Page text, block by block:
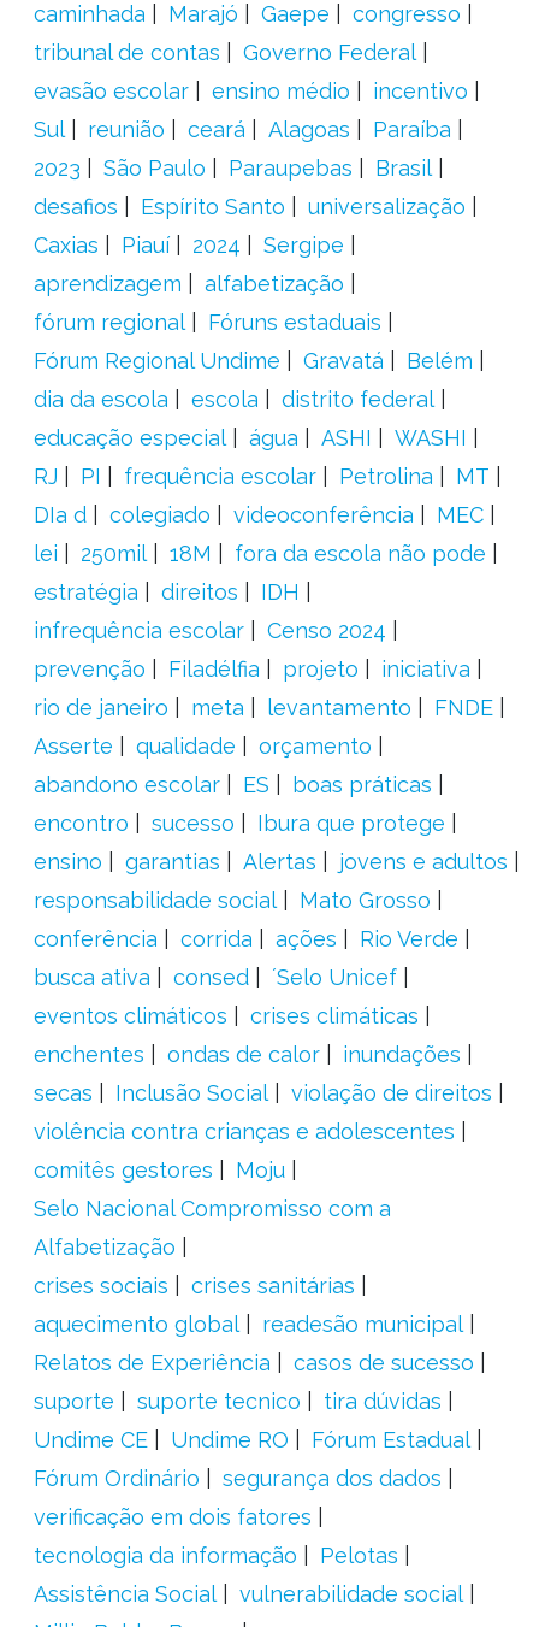
caminhada Marajó Gaepe
congresso
tribunal de contas
Governo Federal
evasão escolar
ensino médio
incentivo
Sul
reunião ceará Alagoas
Paraíba
2023
São Paulo Paraupebas
Brasil
desafios
Espírito Santo
universalização
Caxias
Piauí 2024
Sergipe
aprendizagem
alfabetização
fórum regional
Fóruns estaduais
Fórum Regional Undime
Gravatá
Belém
dia da escola
escola
distrito federal
educação especial
água ASHI
WASHI
RJ
PI frequência escolar Petrolina
MT
DIa d
colegiado videoconferência
MEC
lei
250mil 18M
fora da escola não pode
estratégia
direitos
IDH
infrequência escolar
Censo 2024
prevenção
Filadélfia projeto
iniciativa
rio de janeiro
meta levantamento
FNDE
Asserte
qualidade
orçamento
abandono escolar
ES
boas práticas
encontro
sucesso
Ibura que protege
ensino
garantias Alertas
jovens e adultos
responsabilidade social
Mato Grosso
conferência
corrida ações
Rio Verde
busca ativa
consed
´Selo Unicef
eventos climáticos
crises climáticas
enchentes
ondas de calor
inundações
secas
Inclusão Social
violação de direitos
violência contra crianças e adolescentes
comitês gestores
Moju
Selo Nacional Compromisso com a
Alfabetização
crises sociais
crises sanitárias
aquecimento global
readesão municipal
Relatos de Experiência
casos de sucesso
suporte
suporte tecnico
tira dúvidas
Undime CE
Undime RO
Fórum Estadual
Fórum Ordinário
segurança dos dados
verificação em dois fatores
tecnologia da informação
Pelotas
Assistência Social
vulnerabilidade social